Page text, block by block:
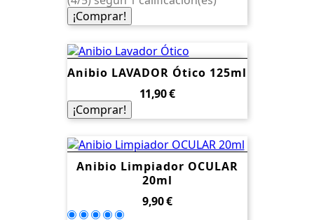
¡Comprar!
Anibio LAVADOR Ótico 125ml
Precio
11,90 €
¡Comprar!
Anibio Limpiador OCULAR
20ml
Precio
9,90 €